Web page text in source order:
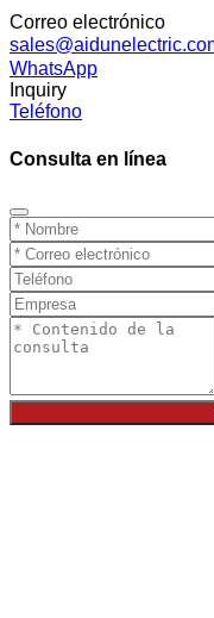
Correo electrónico
WhatsApp
Inquiry
Teléfono
Consulta en línea